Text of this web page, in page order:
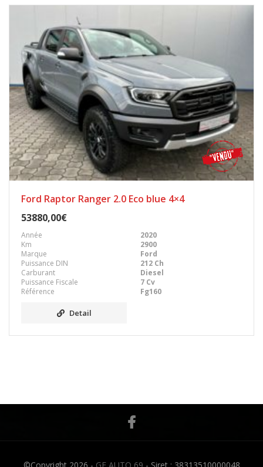
Ford Raptor Ranger 2.0 Eco blue 4×4
53880,00€
Année
2020
Km
2900
Marque
Ford
Puissance DIN
212 Ch
Carburant
Diesel
Puissance Fiscale
7 Cv
Référence
Fg160
Detail